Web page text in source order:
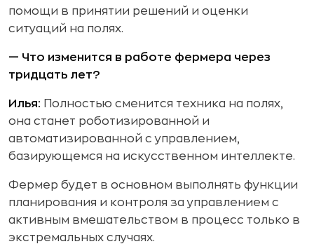
помощи в принятии решений и оценки
ситуаций на полях.
— Что изменится в работе фермера через
тридцать лет?
Илья: Полностью сменится техника на полях,
она станет роботизированной и
автоматизированной с управлением,
базирующемся на искусственном интеллекте.
Фермер будет в основном выполнять функции
планирования и контроля за управлением с
активным вмешательством в процесс только в
экстремальных случаях.